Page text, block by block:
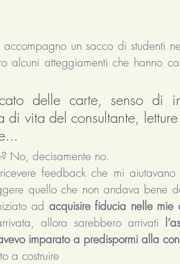
un sacco di studenti
alcuni atteggiamenti che hanno
delle carte, senso di
vita del consultante,
No, decisamente no.
feedback che mi
quello che non andava bene
ad acquisire fiducia nelle mie
allora sarebbero arrivati
imparato a predispormi alla
a costruire